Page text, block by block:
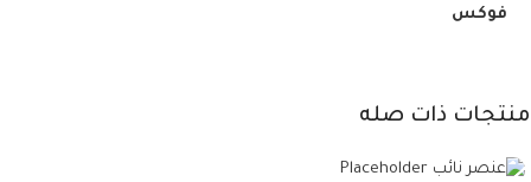
فوكس
منتجات ذات صله